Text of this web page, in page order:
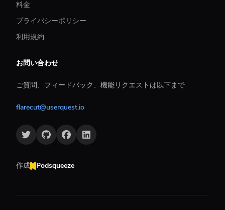
料金
プライバシーポリシー
利用規約
お問い合わせ
ご質問、フィードバック、機能リクエストは以下まで
flarecut@userquest.io
作成 Podsqueeze